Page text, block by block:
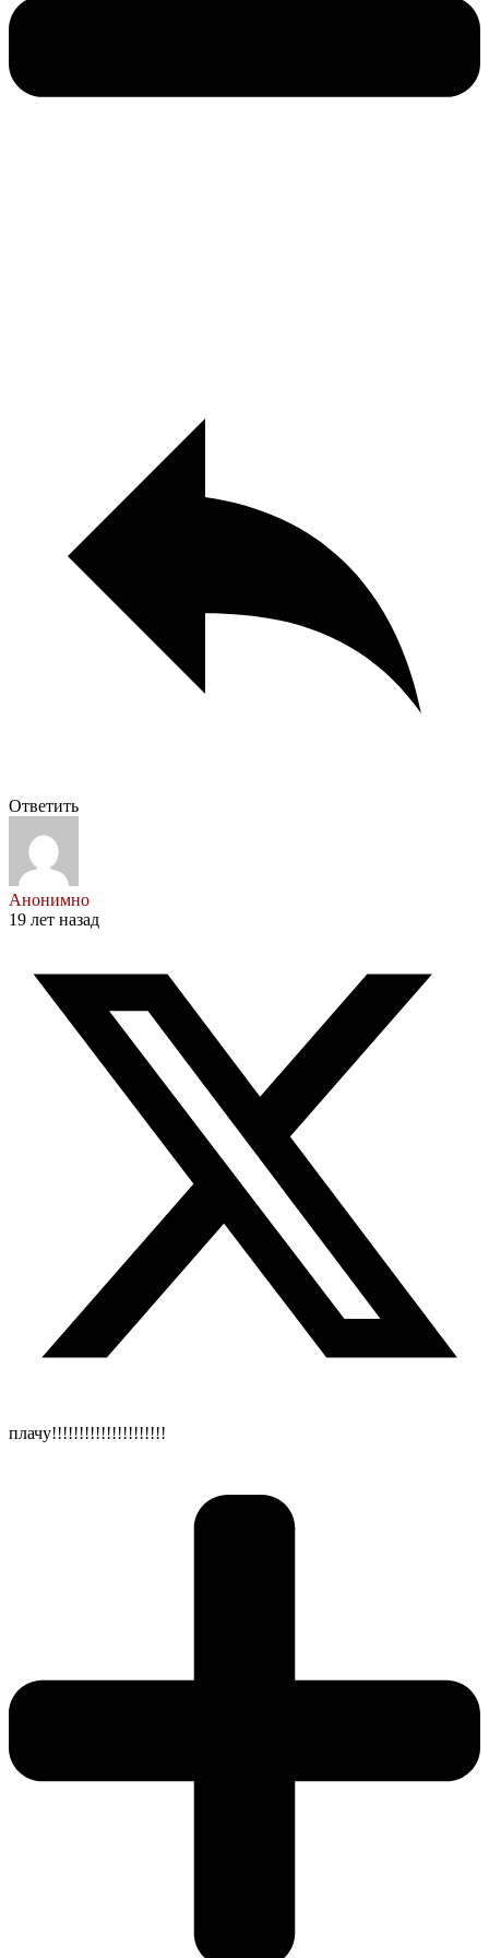
Ответить
Анонимно
19 лет назад
плачу!!!!!!!!!!!!!!!!!!!!!